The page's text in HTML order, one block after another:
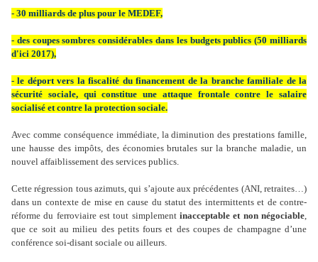
- 30 milliards de plus pour le MEDEF,
- des coupes sombres considérables dans les budgets publics (50 milliards
d'ici 2017),
- le déport vers la fiscalité du financement de la branche familiale de la
sécurité sociale, qui constitue une attaque frontale contre le salaire
socialisé et contre la protection sociale.
Avec comme conséquence immédiate, la diminution des prestations famille,
une hausse des impôts, des économies brutales sur la branche maladie, un
nouvel affaiblissement des services publics.
Cette régression tous azimuts, qui s’ajoute aux précédentes (ANI, retraites…)
dans un contexte de mise en cause du statut des intermittents et de contre-
réforme du ferroviaire est tout simplement inacceptable et non négociable,
que ce soit au milieu des petits fours et des coupes de champagne d’une
conférence soi-disant sociale ou ailleurs.